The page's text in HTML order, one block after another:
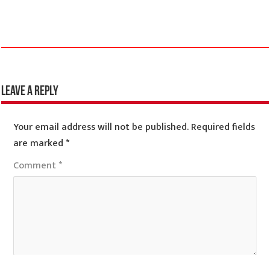
Leave a Reply
Your email address will not be published.Required fields
are marked*
Comment*